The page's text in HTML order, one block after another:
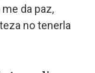
da paz,
no tenerla